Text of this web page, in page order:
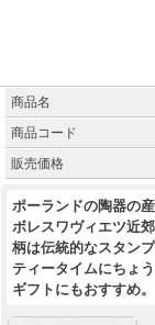
商品名
商品コード
販売価格
ポーランドの陶器の
ボレスワヴィエツ近
柄は伝統的なスタン
ティータイムにちょ
ギフトにもおすすめ。